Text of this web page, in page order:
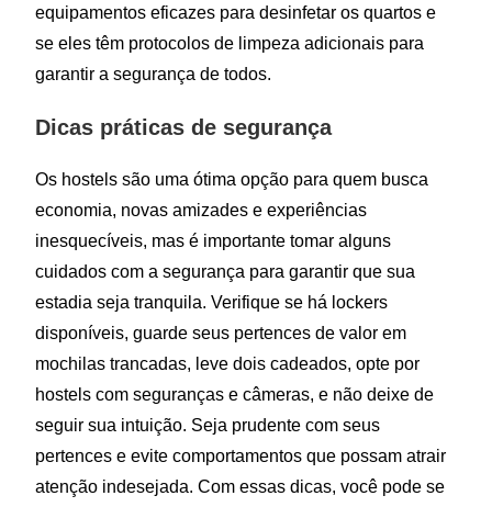
equipamentos eficazes para desinfetar os quartos e
se eles têm protocolos de limpeza adicionais para
garantir a segurança de todos.
Dicas práticas de segurança
Os hostels são uma ótima opção para quem busca
economia, novas amizades e experiências
inesquecíveis, mas é importante tomar alguns
cuidados com a segurança para garantir que sua
estadia seja tranquila. Verifique se há lockers
disponíveis, guarde seus pertences de valor em
mochilas trancadas, leve dois cadeados, opte por
hostels com seguranças e câmeras, e não deixe de
seguir sua intuição. Seja prudente com seus
pertences e evite comportamentos que possam atrair
atenção indesejada. Com essas dicas, você pode se